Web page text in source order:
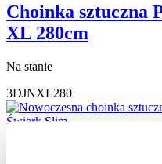
Choinka sztuczna
XL 280cm
Na stanie
3DJNXL280